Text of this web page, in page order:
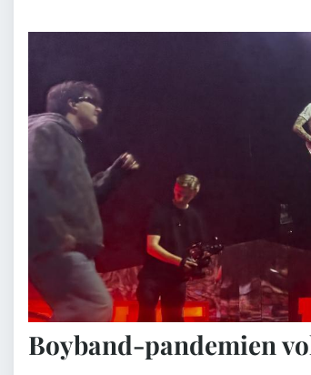
Boyband-pandemien